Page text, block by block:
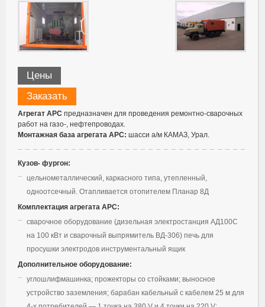
Цены
Заказать
Агрегат АРС предназначен для проведения ремонтно-сварочных
работ на газо-, нефтепроводах.
Монтажная база агрегата АРС: шасси а/м КАМАЗ, Урал.
Кузов- фургон:
цельнометаллический, каркасного типа, утепленный,
одноотсечный. Отапливается отопителем Планар 8Д
Комплектация агрегата АРС:
сварочное оборудование (дизельная электростанция АД100С
на 100 кВт и сварочный выпрямитель ВД-306) печь для
просушки электродов инструментальный ящик
Дополнительное оборудование:
углошлифмашинка; прожекторы со стойками; выносное
устройство заземления; барабан кабельный с кабелем 25 м для